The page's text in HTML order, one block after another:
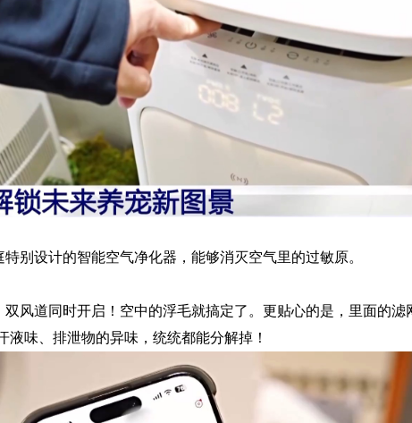
别设计的智能空气净化器，能够消灭空气里的过敏原。
双风道同时开启！空中的浮毛就搞定了。更贴心的是，里面的滤
液味、排泄物的异味，统统都能分解掉！